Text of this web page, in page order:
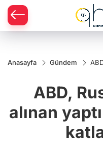
Anasayfa Gündem
ABD,
alınan